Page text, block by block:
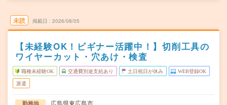
未読 掲載日 2026/08/05
【未経験OK！ビギナー活躍中！】切削工具の
ワイヤーカット・穴あけ・検査
職種未経験OK 交通費別途支給あり 土日祝日が休み WEB登録OK
派遣
勤務地 広島県東広島市